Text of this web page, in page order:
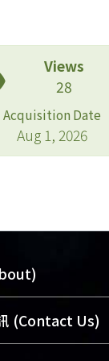
Views
28
Acquisition Date
Aug 1, 2026
世界頂尖大學
展現本校豐碩
(Contact Us)